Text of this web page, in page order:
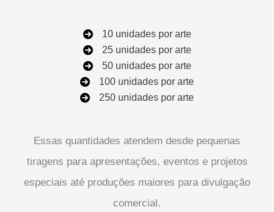
10 unidades por arte
25 unidades por arte
50 unidades por arte
100 unidades por arte
250 unidades por arte
Essas quantidades atendem desde pequenas
tiragens para apresentações, eventos e projetos
especiais até produções maiores para divulgação
comercial.